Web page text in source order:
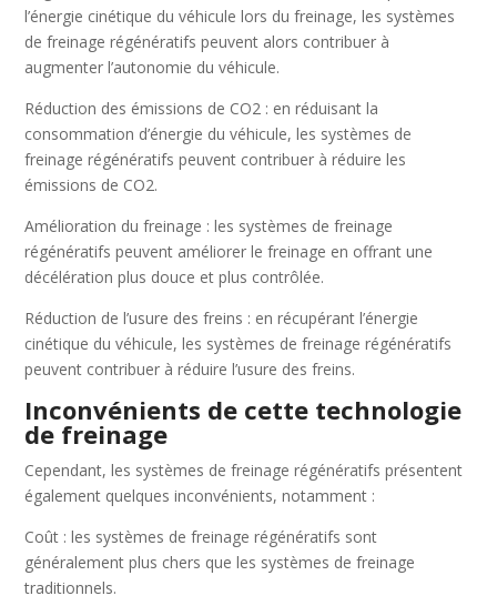
l’énergie cinétique du véhicule lors du freinage, les systèmes
de freinage régénératifs peuvent alors contribuer à
augmenter l’autonomie du véhicule.
Réduction des émissions de CO2 : en réduisant la
consommation d’énergie du véhicule, les systèmes de
freinage régénératifs peuvent contribuer à réduire les
émissions de CO2.
Amélioration du freinage : les systèmes de freinage
régénératifs peuvent améliorer le freinage en offrant une
décélération plus douce et plus contrôlée.
Réduction de l’usure des freins : en récupérant l’énergie
cinétique du véhicule, les systèmes de freinage régénératifs
peuvent contribuer à réduire l’usure des freins.
Inconvénients de cette technologie
de freinage
Cependant, les systèmes de freinage régénératifs présentent
également quelques inconvénients, notamment :
Coût : les systèmes de freinage régénératifs sont
généralement plus chers que les systèmes de freinage
traditionnels.